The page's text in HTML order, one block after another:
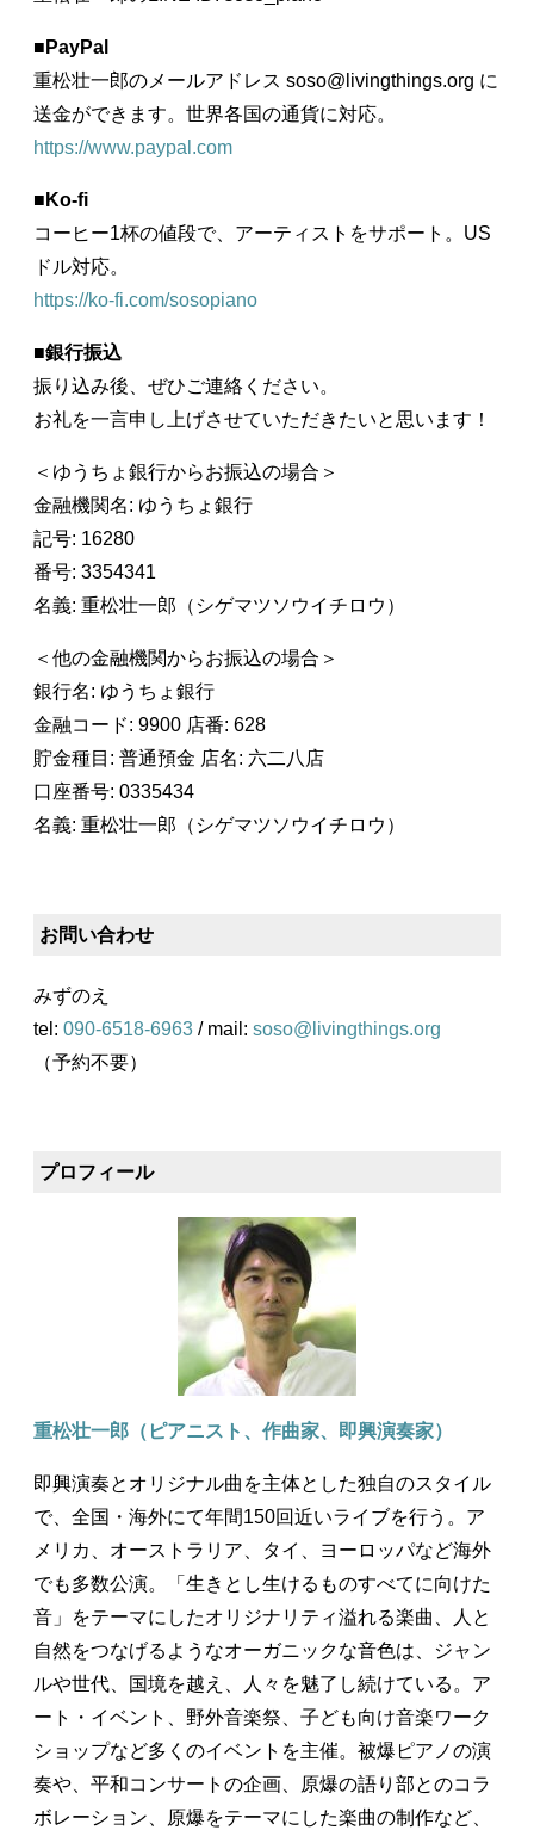
■ PayPal
重松壮一郎のメールアドレス soso@livingthings.org に
送金ができます。世界各国の通貨に対応。
https://www.paypal.com
■ Ko-fi
コーヒー1杯の値段で、アーティストをサポート。US
ドル対応。
https://ko-fi.com/sosopiano
■銀行振込
振り込み後、ぜひご連絡ください。
お礼を一言申し上げさせていただきたいと思います！
＜ゆうちょ銀行からお振込の場合＞
金融機関名: ゆうちょ銀行
記号: 16280
番号: 3354341
名義: 重松壮一郎（シゲマツソウイチロウ）
＜他の金融機関からお振込の場合＞
銀行名: ゆうちょ銀行
金融コード: 9900 店番: 628
貯金種目: 普通預金 店名: 六二八店
口座番号: 0335434
名義: 重松壮一郎（シゲマツソウイチロウ）
お問い合わせ
みずのえ
tel: 090-6518-6963 / mail: soso@livingthings.org
（予約不要）
プロフィール
重松壮一郎（ピアニスト、作曲家、即興演奏家）
即興演奏とオリジナル曲を主体とした独自のスタイル
で、全国・海外にて年間150回近いライブを行う。ア
メリカ、オーストラリア、タイ、ヨーロッパなど海外
でも多数公演。「生きとし生けるものすべてに向けた
音」をテーマにしたオリジナリティ溢れる楽曲、人と
自然をつなげるようなオーガニックな音色は、ジャン
ルや世代、国境を越え、人々を魅了し続けている。ア
ート・イベント、野外音楽祭、子ども向け音楽ワーク
ショップなど多くのイベントを主催。被爆ピアノの演
奏や、平和コンサートの企画、原爆の語り部とのコラ
ボレーション、原爆をテーマにした楽曲の制作など、